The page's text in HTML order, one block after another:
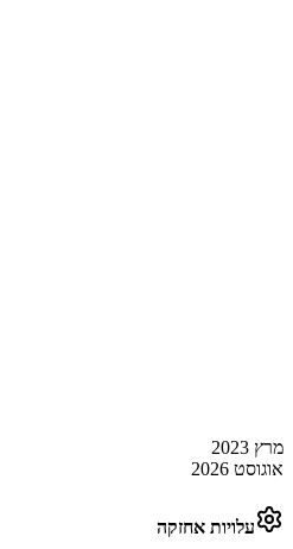
מרץ 2023
אוגוסט 2026
עלויות אחזקה